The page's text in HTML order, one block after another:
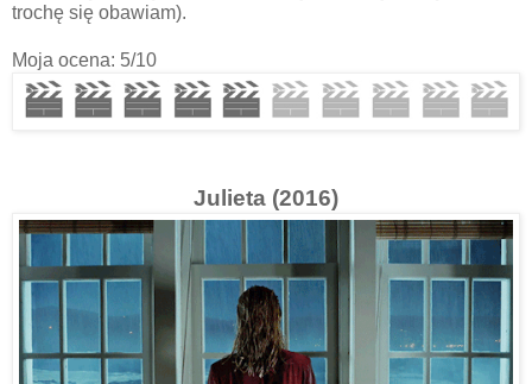
trochę się obawiam).
Moja ocena: 5/10
Julieta (2016)